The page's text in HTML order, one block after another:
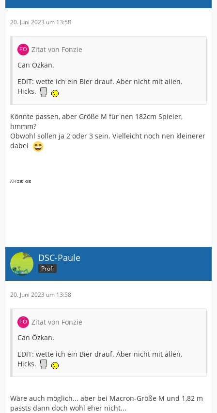
20. Juni 2023 um 13:58
Zitat von Fonzie
Can Özkan.
EDIT: wette ich ein Bier drauf. Aber nicht mit allen.
Hicks.
Könnte passen, aber Größe M für nen 182cm Spieler,
hmmm?
Obwohl sollen ja 2 oder 3 sein. Vielleicht noch nen kleinerer
dabei
DSC-Paule
Profi
20. Juni 2023 um 13:58
Zitat von Fonzie
Can Özkan.
EDIT: wette ich ein Bier drauf. Aber nicht mit allen.
Hicks.
Wäre auch möglich... aber bei Macron-Größe M und 1,82 m
passts dann doch wohl eher nicht...